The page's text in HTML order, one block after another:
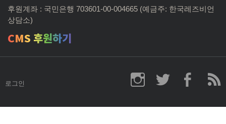
후원계좌 : 국민은행 703601-00-004665 (예금주: 한국레즈비언
상담소)
CMS 후원하기
로그인